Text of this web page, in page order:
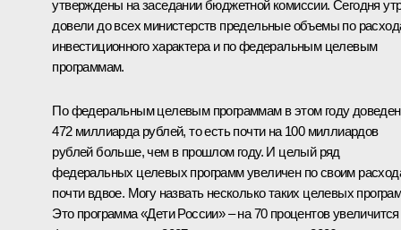
утверждены на заседании бюджетной комиссии. Сегодня
довели до всех министерств предельные объемы по
инвестиционного характера и по федеральным целевым
программам.
По федеральным целевым программам в этом году
472 миллиарда рублей, то есть почти на 100 миллиардов
рублей больше, чем в прошлом году. И целый ряд
федеральных целевых программ увеличен по своим
почти вдвое. Могу назвать несколько таких целевых
Это программа «Дети России» – на 70 процентов увеличится